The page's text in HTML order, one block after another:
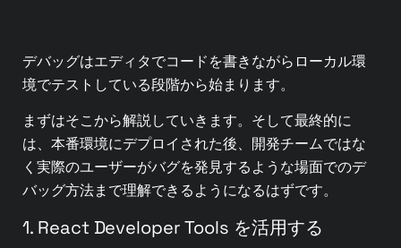
デバッグはエディタでコードを書きながらローカル環
境でテストしている段階から始まります。
まずはそこから解説していきます。そして最終的に
は、本番環境にデプロイされた後、開発チームではな
く実際のユーザーがバグを発見するような場面でのデ
バッグ方法まで理解できるようになるはずです。
1. React Developer Tools を活用する